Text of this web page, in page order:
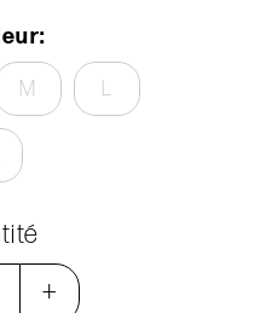
M L
+